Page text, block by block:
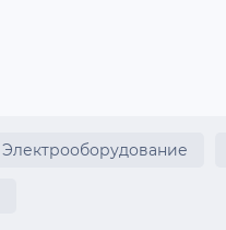
Электрооборудование